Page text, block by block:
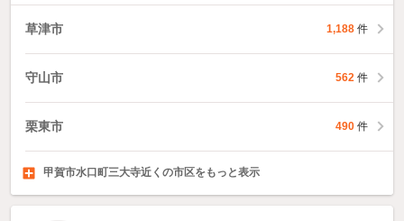
草津市 1,188 件
守山市 562 件
栗東市 490 件
野洲市300件
湖南市379件
高島市57件
甲賀市水口町三大寺近くの市区をもっと表示